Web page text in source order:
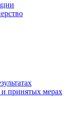
принятых мерах